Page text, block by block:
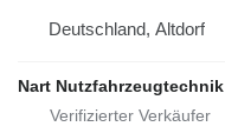
Deutschland, Altdorf
Nart Nutzfahrzeugtechnik